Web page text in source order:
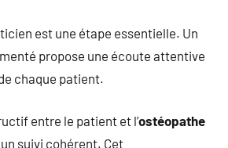
est une étape essentielle. Un
propose une écoute attentive
chaque patient.
entre le patient et l’ostéopathe
suivi cohérent. Cet